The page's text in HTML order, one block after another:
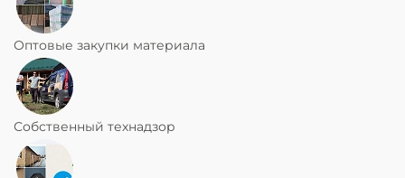
Оптовые закупки материала
Собственный технадзор